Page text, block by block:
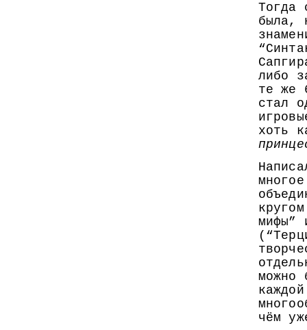
Тогда
была,
либо
те же
стал
хоть
мифы”
можно
чём